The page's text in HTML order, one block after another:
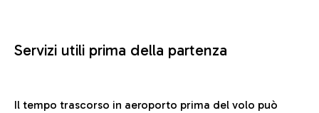
Servizi utili prima della partenza
Il tempo trascorso in aeroporto prima del volo può